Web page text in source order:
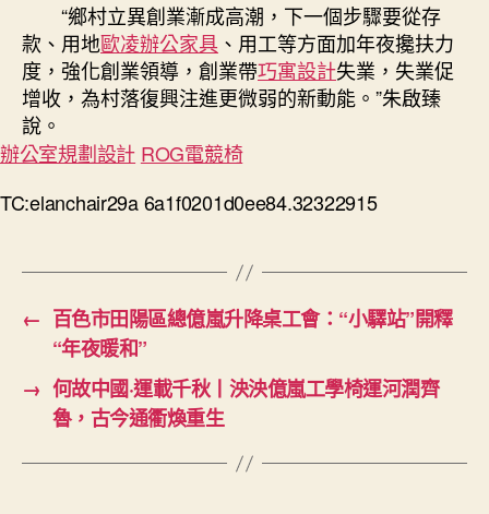
“鄉村立異創業漸成高潮，下一個步驟要從存
款、用地歐凌辦公家具 、用工等方面加年夜攙扶力
度，強化創業領導，創業帶巧寓設計失業，失業促
增收，為村落復興注進更微弱的新動能。”朱啟臻
說。
辦公室規劃設計 ROG電競椅
TC:elanchair29a 6a1f0201d0ee84.32322915
← 百色市田陽區總億嵐升降桌工會：“小驛站”開釋
“年夜暖和”
→ 何故中國·運載千秋丨泱泱億嵐工學椅運河潤齊
魯，古今通衢煥重生